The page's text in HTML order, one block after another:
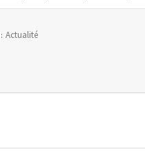
Actualité